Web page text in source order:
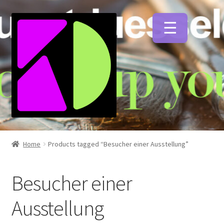
Zur
Zum
Künstlerfarben
Pinsel
Home Products tagged “Besucher einer Ausstellung”
Besucher einer
Ausstellung